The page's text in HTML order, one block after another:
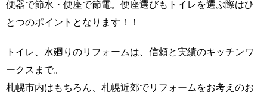
便器で節水・便座で節電。便座選びもトイレを選ぶ際はひ
とつのポイントとなります！！
トイレ、水廻りのリフォームは、信頼と実績のキッチンワ
ークスまで。
札幌市内はもちろん、札幌近郊でリフォームをお考えのお